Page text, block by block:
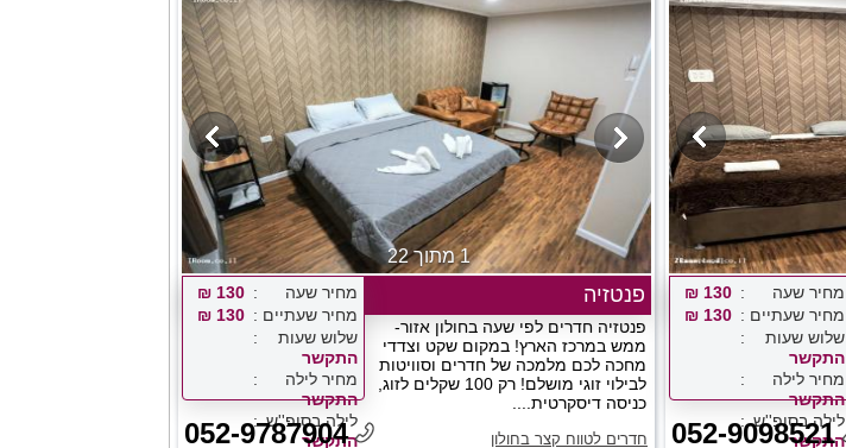
מחיר שעה
130 ₪
מחיר שעתיים
130 ₪
שלוש שעות
התקשר
מחיר לילה
התקשר
לילה בסופ''ש
התקשר
052-9098521
1 מתוך 22
פנטזיה
פנטזיה חדרים לפי שעה בחולון אזור-
ממש במרכז הארץ! במקום שקט וצדדי
מחכה לכם מלמכה של חדרים וסוויטות
לבילוי זוגי מושלם! רק 100 שקלים לזוג,
כניסה דיסקרטית....
חדרים לטווח קצר בחולון
מחיר שעה
130 ₪
מחיר שעתיים
130 ₪
שלוש שעות
התקשר
מחיר לילה
התקשר
לילה בסופ''ש
התקשר
052-9787904